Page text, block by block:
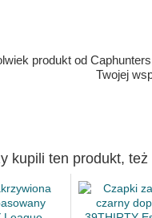
produkt od
Twojej
kupili ten produkt, też